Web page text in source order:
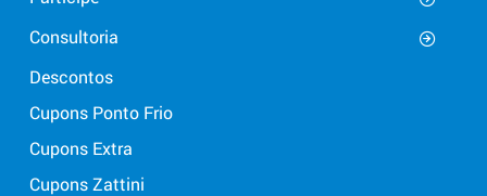
Consultoria
Descontos
Cupons Ponto Frio
Cupons Extra
Cupons Zattini